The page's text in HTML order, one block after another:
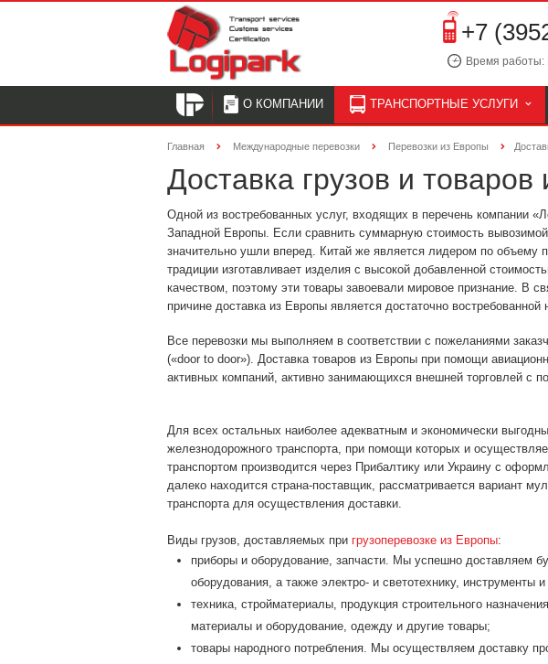
+7
Время работы:
О КОМПАНИИ ТРАНСПОРТНЫЕ УСЛУГИ
Главная Международные перевозки Перевозки из Европы
Доставка грузов и
Одной из востребованных услуг, входящих в перечень компании
Западной Европы. Если сравнить суммарную стоимость
значительно ушли вперед. Китай же является лидером по объему
традиции изготавливает изделия с высокой добавленной
качеством, поэтому эти товары завоевали мировое признание. В
причине доставка из Европы является достаточно
Все перевозки мы выполняем в соответствии с пожеланиями
(«door to door»). Доставка товаров из Европы при помощи
активных компаний, активно занимающихся внешней торговлей с
Для всех остальных наиболее адекватным и экономически
железнодорожного транспорта, при помощи которых и
транспортом производится через Прибалтику или Украину с
далеко находится страна-поставщик, рассматривается вариант
транспорта для осуществления доставки.
Виды грузов, доставляемых при грузоперевозке из Европы:
приборы и оборудование, запчасти. Мы успешно доставляем
оборудования, а также электро- и светотехнику, инструменты
техника, стройматериалы, продукция строительного
материалы и оборудование, одежду и другие товары;
товары народного потребления. Мы осуществляем доставку